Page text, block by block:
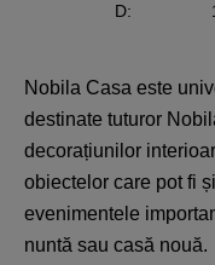
D:
Nobila Casa este
destinate tuturor
decorațiunilor
obiectelor care pot fi
evenimentele
nuntă sau casă nouă.